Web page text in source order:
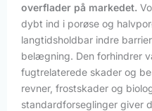
overflader på markedet.
dybt ind i porøse og
langtidsholdbar indre
belægning. Den forhindrer
fugtrelaterede skader og
revner, frostskader og
standardforseglinger giver